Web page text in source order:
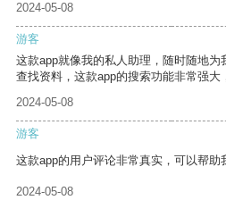
2024-05-08
游客
这款app就像我的私人助理，随时随地
查找资料，这款app的搜索功能非常强大
2024-05-08
游客
这款app的用户评论非常真实，可以帮助
2024-05-08